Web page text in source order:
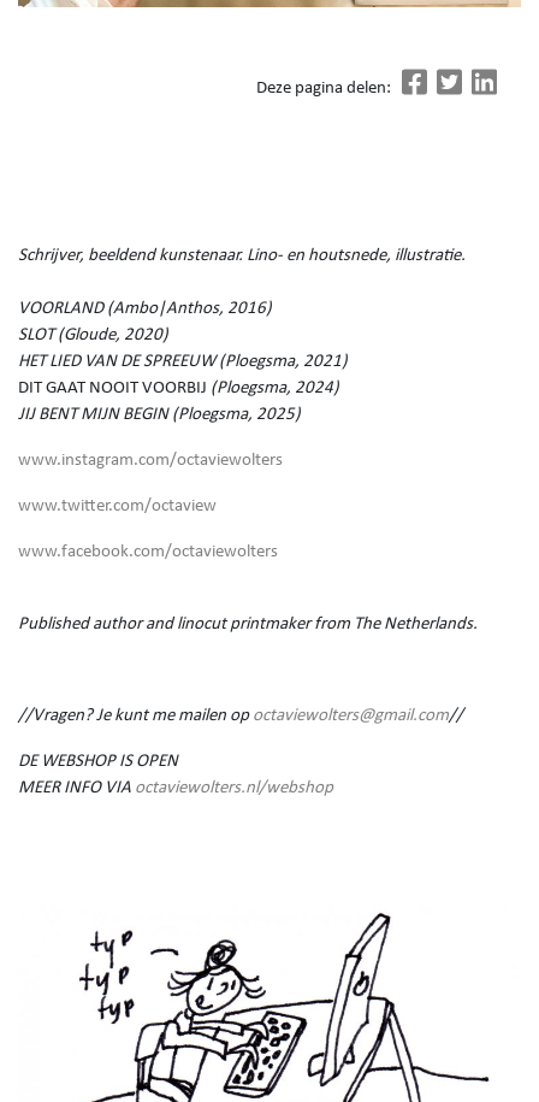
Deze pagina delen:
Schrijver, beeldend kunstenaar. Lino- en houtsnede, illustratie.
VOORLAND (Ambo|Anthos, 2016)
SLOT (Gloude, 2020)
HET LIED VAN DE SPREEUW (Ploegsma, 2021)
DIT GAAT NOOIT VOORBIJ (Ploegsma, 2024)
JIJ BENT MIJN BEGIN (Ploegsma, 2025)
www.instagram.com/octaviewolters
www.twitter.com/octaview
www.facebook.com/octaviewolters
Published author and linocut printmaker from The Netherlands.
//Vragen? Je kunt me mailen op octaviewolters@gmail.com//
DE WEBSHOP IS OPEN
MEER INFO VIA octaviewolters.nl/webshop